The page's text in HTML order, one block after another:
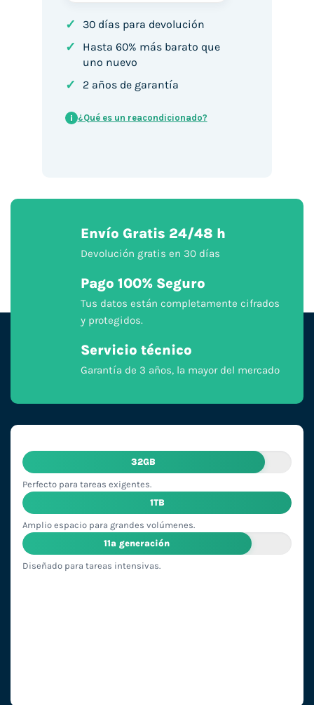
✓ 30 días para devolución
✓
Hasta 60% más barato que
uno nuevo
✓ 2 años de garantía
i ¿Qué es un reacondicionado?
Envío Gratis 24/48 h
Devolución gratis en 30 días
Pago 100% Seguro
Tus datos están completamente cifrados
y protegidos.
Servicio técnico
Garantía de 3 años, la mayor del mercado
32GB
Perfecto para tareas exigentes.
1TB
Amplio espacio para grandes volúmenes.
11ª generación
Diseñado para tareas intensivas.